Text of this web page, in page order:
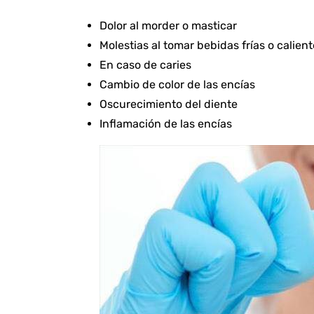
Dolor al morder o masticar
Molestias al tomar bebidas frías o
En caso de caries
Cambio de color de las encías
Oscurecimiento del diente
Inflamación de las encías